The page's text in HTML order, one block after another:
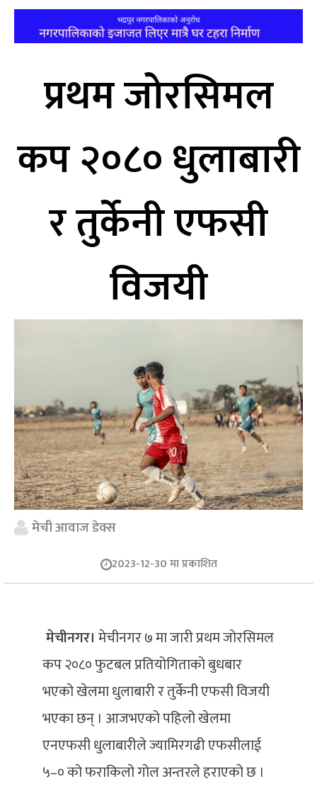
प्रथम जोरसिमल
कप २०८० धुलाबारी
र तुर्केनी एफसी
विजयी
मेची आवाज डेक्स
2023-12-30 मा प्रकाशित
मेचीनगर। मेचीनगर ७ मा जारी प्रथम जोरसिमल
कप २०८० फुटबल प्रतियोगिताको बुधबार
भएको खेलमा धुलाबारी र तुर्केनी एफसी विजयी
भएका छन् । आजभएको पहिलो खेलमा
एनएफसी धुलाबारीले ज्यामिरगढी एफसीलाई
५–० को फराकिलो गोल अन्तरले हराएको छ ।